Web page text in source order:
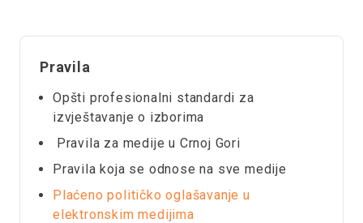
Pravila
Opšti profesionalni standardi za
izvještavanje o izborima
Pravila za medije u Crnoj Gori
Pravila koja se odnose na sve medije
Plaćeno političko oglašavanje u
elektronskim medijima